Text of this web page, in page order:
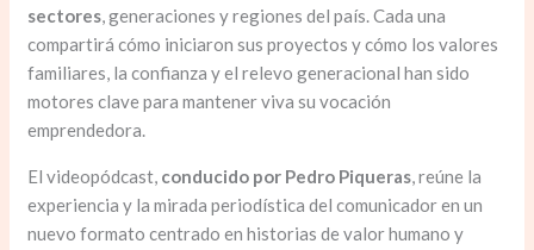
sectores, generaciones y regiones del país. Cada una
compartirá cómo iniciaron sus proyectos y cómo los valores
familiares, la confianza y el relevo generacional han sido
motores clave para mantener viva su vocación
emprendedora.
El videopódcast, conducido por Pedro Piqueras, reúne la
experiencia y la mirada periodística del comunicador en un
nuevo formato centrado en historias de valor humano y